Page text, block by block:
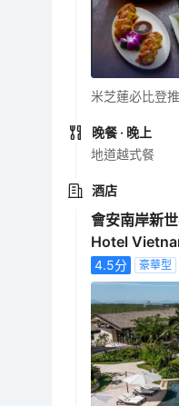
米芝蓮必比登
晚餐 · 晚上
地道越式餐
酒店
會安南岸新
Hotel
4.5分 豪華型